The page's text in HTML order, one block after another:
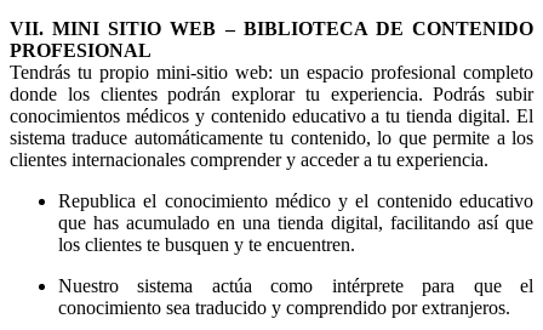
VII. MINI SITIO WEB – BIBLIOTECA DE CONTENIDO
PROFESIONAL
Tendrás tu propio mini-sitio web: un espacio profesional completo
donde los clientes podrán explorar tu experiencia. Podrás subir
conocimientos médicos y contenido educativo a tu tienda digital. El
sistema traduce automáticamente tu contenido, lo que permite a los
clientes internacionales comprender y acceder a tu experiencia.
Republica el conocimiento médico y el contenido educativo
que has acumulado en una tienda digital, facilitando así que
los clientes te busquen y te encuentren.
Nuestro sistema actúa como intérprete para que el
conocimiento sea traducido y comprendido por extranjeros.